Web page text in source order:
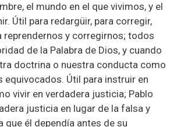
el mundo en el que vivimos, y el
Útil para redargüir, para corregir,
reprendernos y corregirnos; todos
de la Palabra de Dios, y cuando
doctrina o nuestra conducta como
equivocados. Útil para instruir en
vivir en verdadera justicia; Pablo
justicia en lugar de la falsa y
que él dependía antes de su